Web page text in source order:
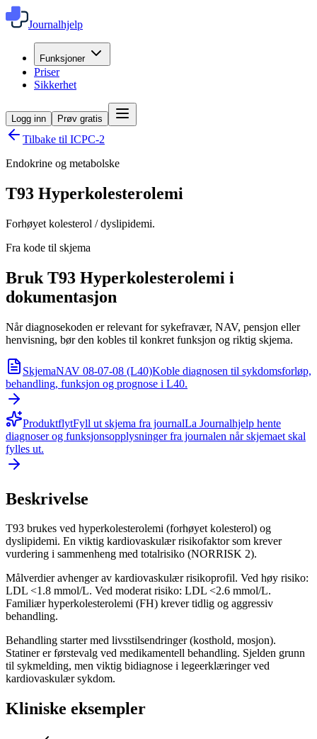
Journalhjelp
Funksjoner
Priser
Sikkerhet
Logg inn Prøv gratis
Tilbake til ICPC-2
Endokrine og metabolske
T93 Hyperkolesterolemi
Forhøyet kolesterol / dyslipidemi.
Fra kode til skjema
Bruk T93 Hyperkolesterolemi i
dokumentasjon
Når diagnosekoden er relevant for sykefravær, NAV, pensjon eller
henvisning, bør den kobles til konkret funksjon og riktig skjema.
SkjemaNAV 08-07-08 (L40)Koble diagnosen til sykdomsforløp,
behandling, funksjon og prognose i L40.
ProduktflytFyll ut skjema fra journalLa Journalhjelp hente
diagnoser og funksjonsopplysninger fra journalen når skjemaet skal
fylles ut.
Beskrivelse
T93 brukes ved hyperkolesterolemi (forhøyet kolesterol) og
dyslipidemi. En viktig kardiovaskulær risikofaktor som krever
vurdering i sammenheng med totalrisiko (NORRISK 2).
Målverdier avhenger av kardiovaskulær risikoprofil. Ved høy risiko:
LDL <1.8 mmol/L. Ved moderat risiko: LDL <2.6 mmol/L.
Familiær hyperkolesterolemi (FH) krever tidlig og aggressiv
behandling.
Behandling starter med livsstilsendringer (kosthold, mosjon).
Statiner er førstevalg ved medikamentell behandling. Sjelden grunn
til sykmelding, men viktig bidiagnose i legeerklæringer ved
kardiovaskulær sykdom.
Kliniske eksempler